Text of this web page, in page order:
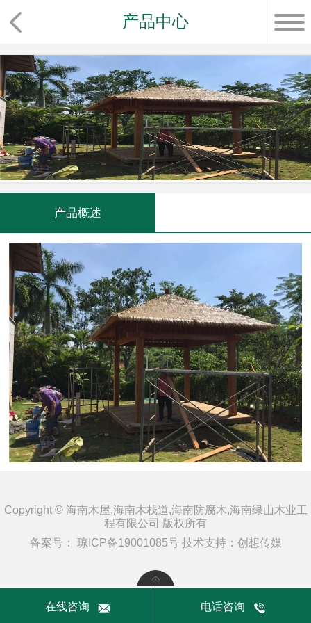
产品中心
产品概述
Copyright © 海南木屋,海南木栈道,海南防腐木,海南绿山木业工
程有限公司 版权所有
备案号：
琼ICP备19001085号技术支持： 创想传媒
在线咨询 电话咨询